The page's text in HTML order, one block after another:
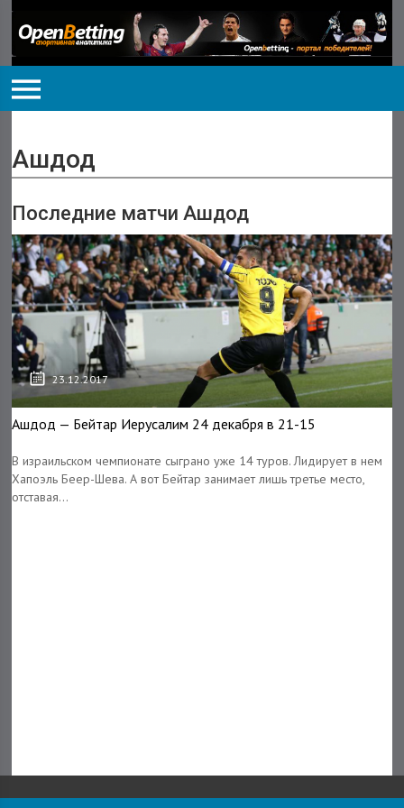
Ашдод
Последние матчи Ашдод
23.12.2017
Ашдод — Бейтар Иерусалим 24 декабря в 21-15
В израильском чемпионате сыграно уже 14 туров. Лидирует в нем
Хапоэль Беер-Шева. А вот Бейтар занимает лишь третье место,
отставая...